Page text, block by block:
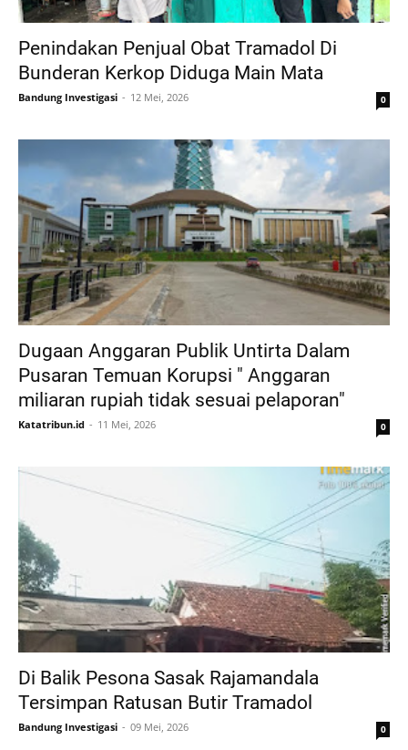
Penindakan Penjual Obat Tramadol Di
Bunderan Kerkop Diduga Main Mata
Bandung Investigasi 12 Mei, 2026 0
Dugaan Anggaran Publik Untirta Dalam
Pusaran Temuan Korupsi " Anggaran
miliaran rupiah tidak sesuai pelaporan"
Katatribun.id 11 Mei, 2026 0
Di Balik Pesona Sasak Rajamandala
Tersimpan Ratusan Butir Tramadol
Bandung Investigasi 09 Mei, 2026 0